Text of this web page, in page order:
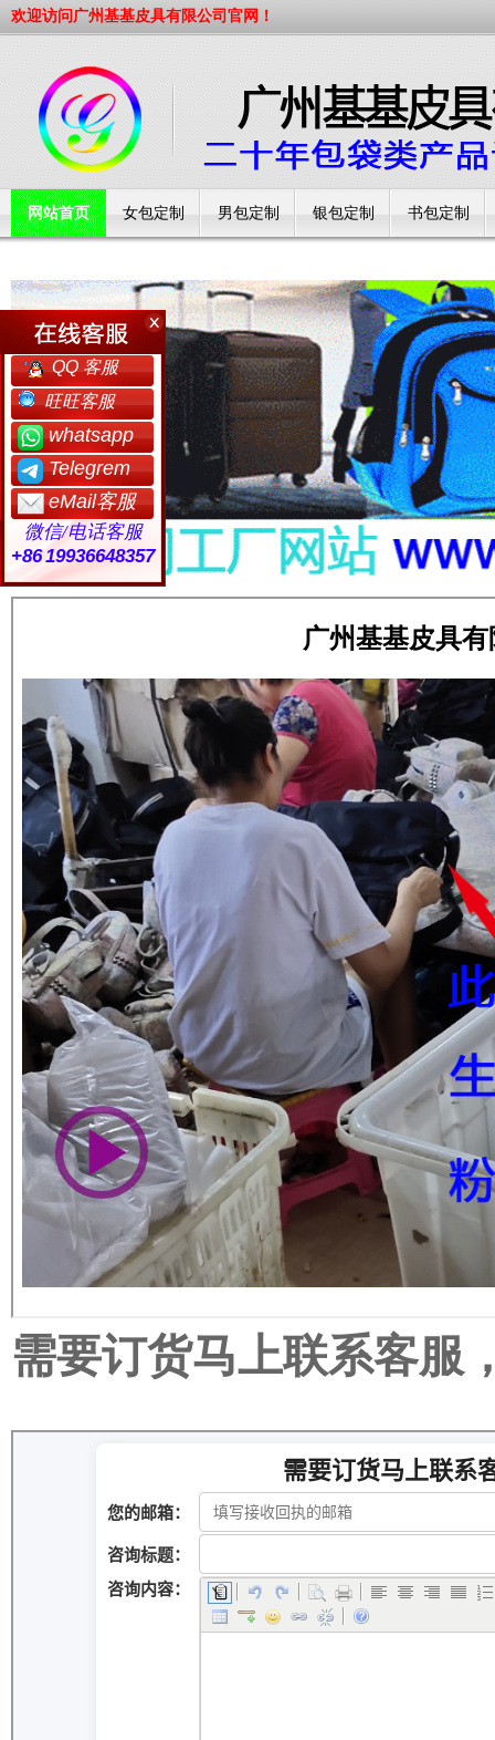
欢迎访问广州基基皮具有限公司官网！
网站首页 女包定制 男包定制 银包定制 书包定制
需要订货马上联系客服
QQ 客服
旺旺客服
whatsapp
Telegrem
eMail客服
微信/电话客服
+86 19936648357